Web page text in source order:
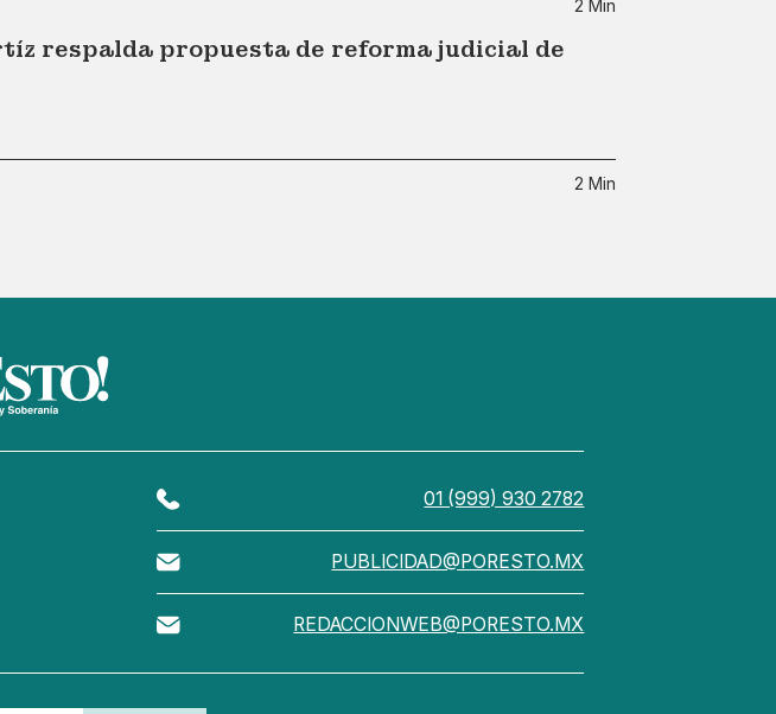
2 Min
respalda propuesta de reforma judicial de
2 Min
01 (999) 930 2782
PUBLICIDAD@PORESTO.MX
REDACCIONWEB@PORESTO.MX